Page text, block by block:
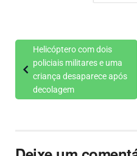
Helicóptero com dois
policiais militares e uma
criança desaparece após
decolagem